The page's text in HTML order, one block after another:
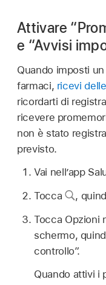
Attivare
e “Avvisi
Quando imposti
farmaci, ricevi
ricordarti di
ricevere
non è stato
previsto.
Vai nell’app
Tocca
,
Tocca Opzioni
schermo,
controllo”.
Quando attivi i